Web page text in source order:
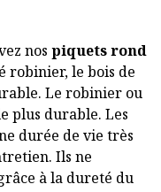
nos piquets rond
robinier, le bois de
Le robinier ou
plus durable. Les
durée de vie très
Ils ne
à la dureté du